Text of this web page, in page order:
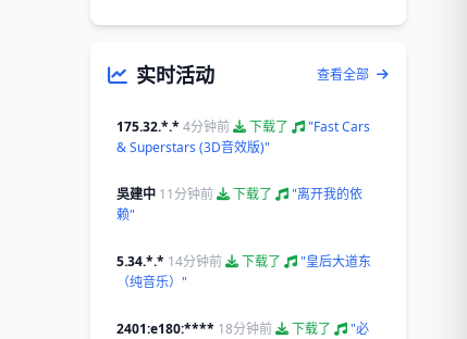
实时活动 查看全部
175.32.*.* 4分钟前 下载了
"Fast Cars
& Superstars (3D音效版)"
吳建中 11分钟前 下载了
"离开我的依
赖"
5.34.*.* 14分钟前 下载了
"皇后大道东
（纯音乐）"
2401:e180:**** 18分钟前 下载了
"必